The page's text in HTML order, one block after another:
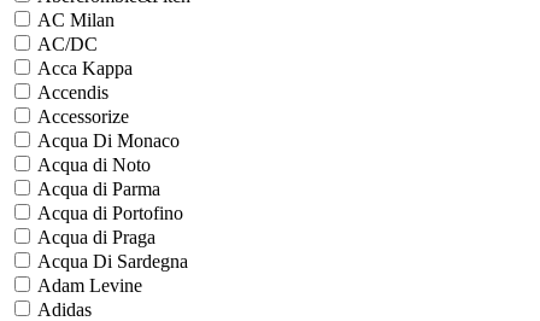
AC Milan
AC/DC
Acca Kappa
Accendis
Accessorize
Acqua Di Monaco
Acqua di Noto
Acqua di Parma
Acqua di Portofino
Acqua di Praga
Acqua Di Sardegna
Adam Levine
Adidas